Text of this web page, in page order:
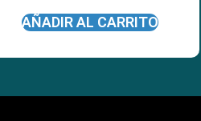
AÑADIR AL CARRITO